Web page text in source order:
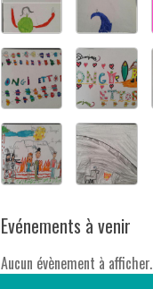
Evénements à venir
Aucun évènement à afficher.